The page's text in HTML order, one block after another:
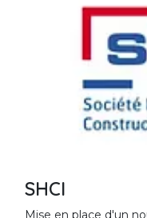
SHCI
Mise en place d'un